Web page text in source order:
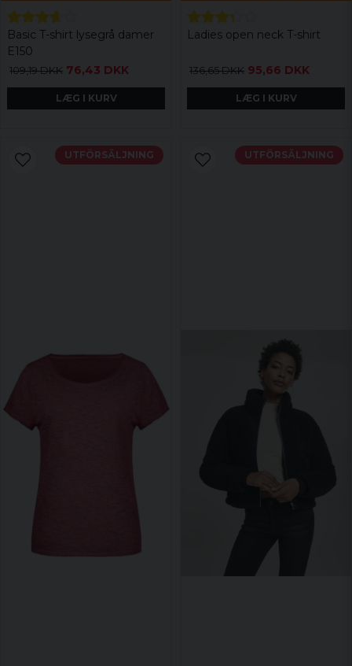
Basic T-shirt lysegrå damer
E150
109,19 DKK 76,43 DKK
LÆG I KURV
Ladies open neck T-shirt
136,65 DKK 95,66 DKK
LÆG I KURV
UTFÖRSÄLJNING UTFÖRSÄLJNING